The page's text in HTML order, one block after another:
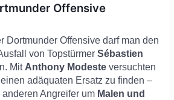
Offensive
Dortmunder Offensive darf man den
von Topstürmer Sébastien
Mit Anthony Modeste versuchten
adäquaten Ersatz zu finden –
Angreifer um Malen und